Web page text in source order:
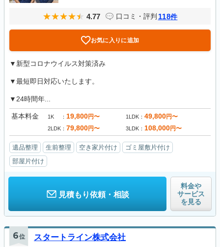
4.77 口コミ・評判 118件
お気に入りに追加
▼新型コロナウイルス対策済み
▼最短即日対応いたします。
▼24時間年...
基本料金 1K 19,800円〜 1LDK 49,800円〜
2LDK 79,800円〜 3LDK 108,000円〜
遺品整理 生前整理 空き家片付け
ゴミ屋敷片付け
部屋片付け
見積もり依頼・相談
料金や
サービス
を見る
6位 スタートライン株式会社